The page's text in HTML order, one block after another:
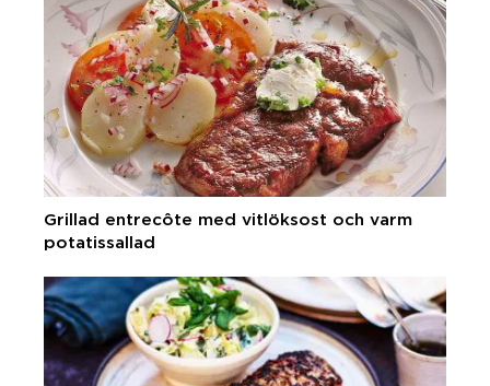
Grillad entrecôte med vitlöksost och varm
potatissallad